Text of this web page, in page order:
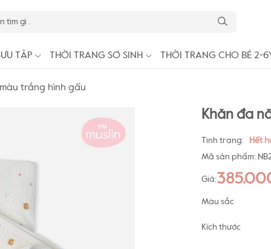
TẬP THỜI TRANG SƠ SINH THỜI TRANG CHO BÉ 2-
trắng hình gấu
Khăn đa
Tình trạng:
Hết
Mã sản phẩm:
Giá:
Màu sắc
Kích thước